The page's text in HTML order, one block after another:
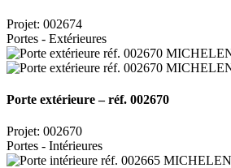
Projet: 002674
Portes - Extérieures
Porte extérieure – réf. 002670
Projet: 002670
Portes - Intérieures